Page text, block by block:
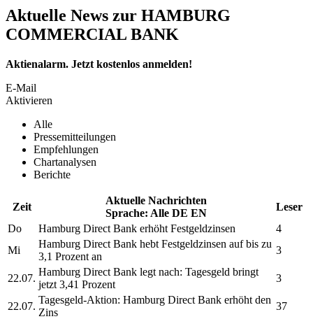
Aktuelle News zur HAMBURG
COMMERCIAL BANK
Aktienalarm. Jetzt kostenlos anmelden!
E-Mail
Aktivieren
Alle
Pressemitteilungen
Empfehlungen
Chartanalysen
Berichte
Zeit
Aktuelle Nachrichten
Sprache: Alle DE EN
Leser
Do
Hamburg Direct Bank erhöht Festgeldzinsen
4
Mi
Hamburg Direct Bank hebt Festgeldzinsen auf bis zu
3,1 Prozent an
3
22.07.
Hamburg Direct Bank legt nach: Tagesgeld bringt
jetzt 3,41 Prozent
3
22.07.
Tagesgeld-Aktion: Hamburg Direct Bank erhöht den
Zins
37